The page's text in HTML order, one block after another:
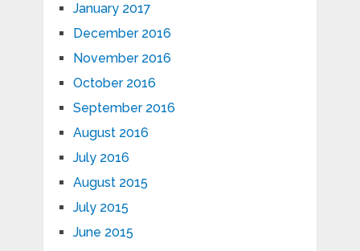
January 2017
December 2016
November 2016
October 2016
September 2016
August 2016
July 2016
August 2015
July 2015
June 2015